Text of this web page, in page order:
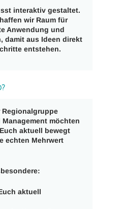
interaktiv gestaltet.
wir Raum für
Anwendung und
damit aus Ideen direkt
entstehen.
Regionalgruppe
möchten
aktuell bewegt
echten Mehrwert
aktuell